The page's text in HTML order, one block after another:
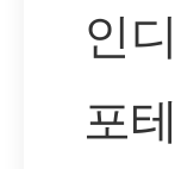
인
포